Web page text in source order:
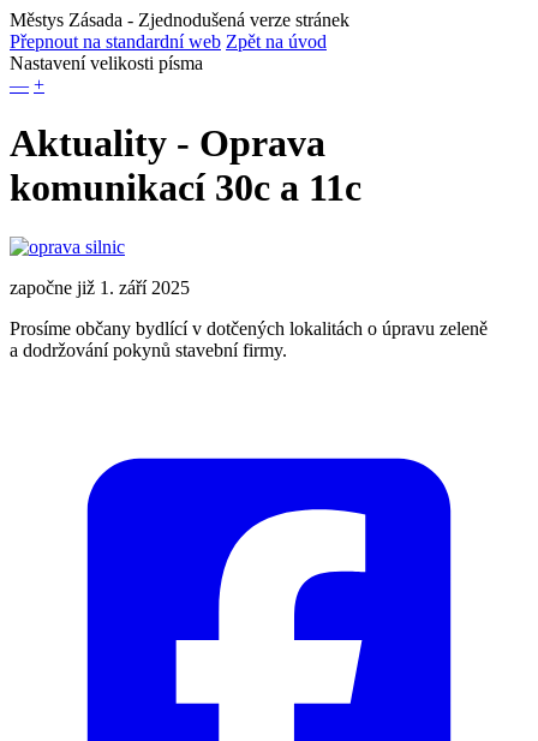
Městys Zásada - Zjednodušená verze stránek
Přepnout na standardní web Zpět na úvod
Nastavení velikosti písma
— +
Aktuality - Oprava
komunikací 30c a 11c
započne již 1. září 2025
Prosíme občany bydlící v dotčených lokalitách o úpravu zeleně
a dodržování pokynů stavební firmy.